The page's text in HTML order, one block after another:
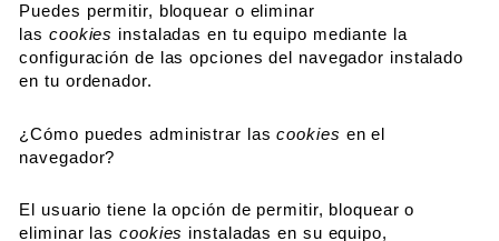
Puedes permitir, bloquear o eliminar
las cookies instaladas en tu equipo mediante la
configuración de las opciones del navegador instalado
en tu ordenador.
¿Cómo puedes administrar lascookies en el
navegador?
El usuario tiene la opción de permitir, bloquear o
eliminar lascookies instaladas en su equipo,